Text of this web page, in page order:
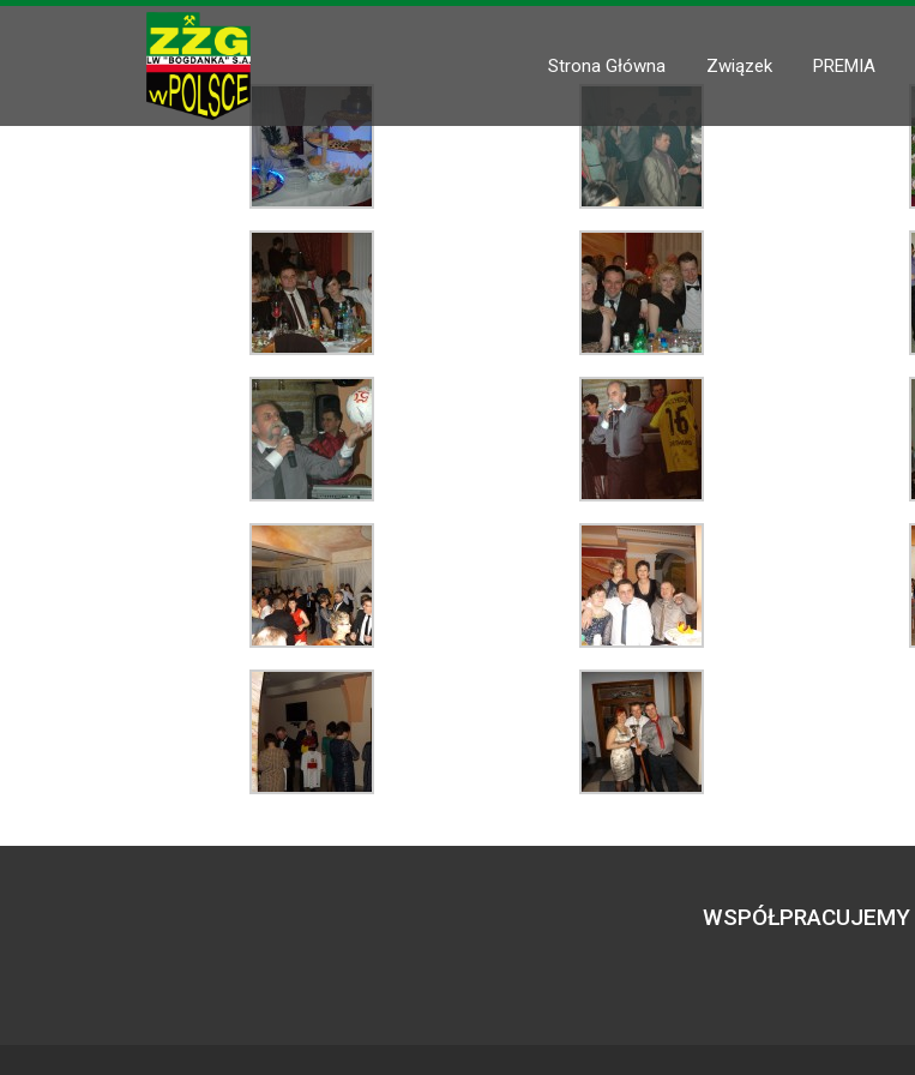
Strona Główna Związek PREMIA
WSPÓŁPRACUJEMY